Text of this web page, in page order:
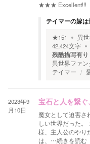
★★★ Excellent!!!
テイマーの嫁
★151 異
42,424文字
残酷描写有り
異世界ファン
テイマー
2023年9
月10日
宝石と人を繋
魔女として迫害さ
しい世界だった。
様、主人公のやり
は、 …続きを読む